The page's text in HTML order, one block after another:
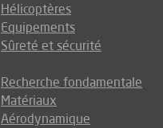
Hélicoptères
Equipements
Sûreté et sécurité
Recherche fondamentale
Matériaux
Aérodynamique